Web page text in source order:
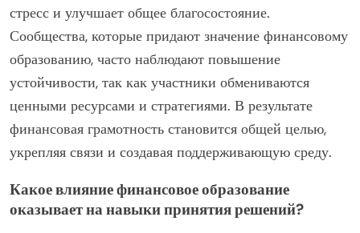
стресс и улучшает общее благосостояние.
Сообщества, которые придают значение финансовому
образованию, часто наблюдают повышение
устойчивости, так как участники обмениваются
ценными ресурсами и стратегиями. В результате
финансовая грамотность становится общей целью,
укрепляя связи и создавая поддерживающую среду.
Какое влияние финансовое образование
оказывает на навыки принятия решений?